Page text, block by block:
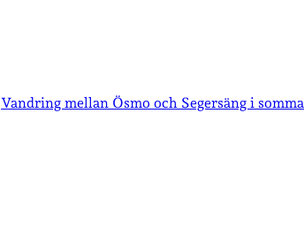
Vandring mellan Ösmo och Segersäng i